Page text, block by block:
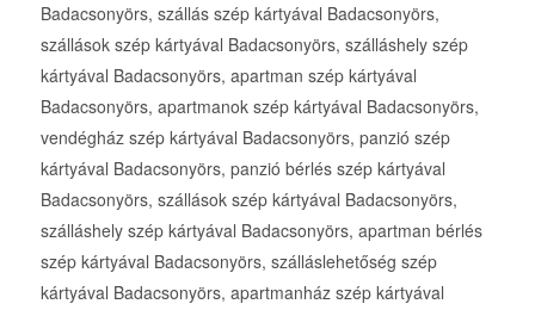
Badacsonyörs, szállás szép kártyával Badacsonyörs,
szállások szép kártyával Badacsonyörs, szálláshely szép
kártyával Badacsonyörs, apartman szép kártyával
Badacsonyörs, apartmanok szép kártyával Badacsonyörs,
vendégház szép kártyával Badacsonyörs, panzió szép
kártyával Badacsonyörs, panzió bérlés szép kártyával
Badacsonyörs, szállások szép kártyával Badacsonyörs,
szálláshely szép kártyával Badacsonyörs, apartman bérlés
szép kártyával Badacsonyörs, szálláslehetőség szép
kártyával Badacsonyörs, apartmanház szép kártyával